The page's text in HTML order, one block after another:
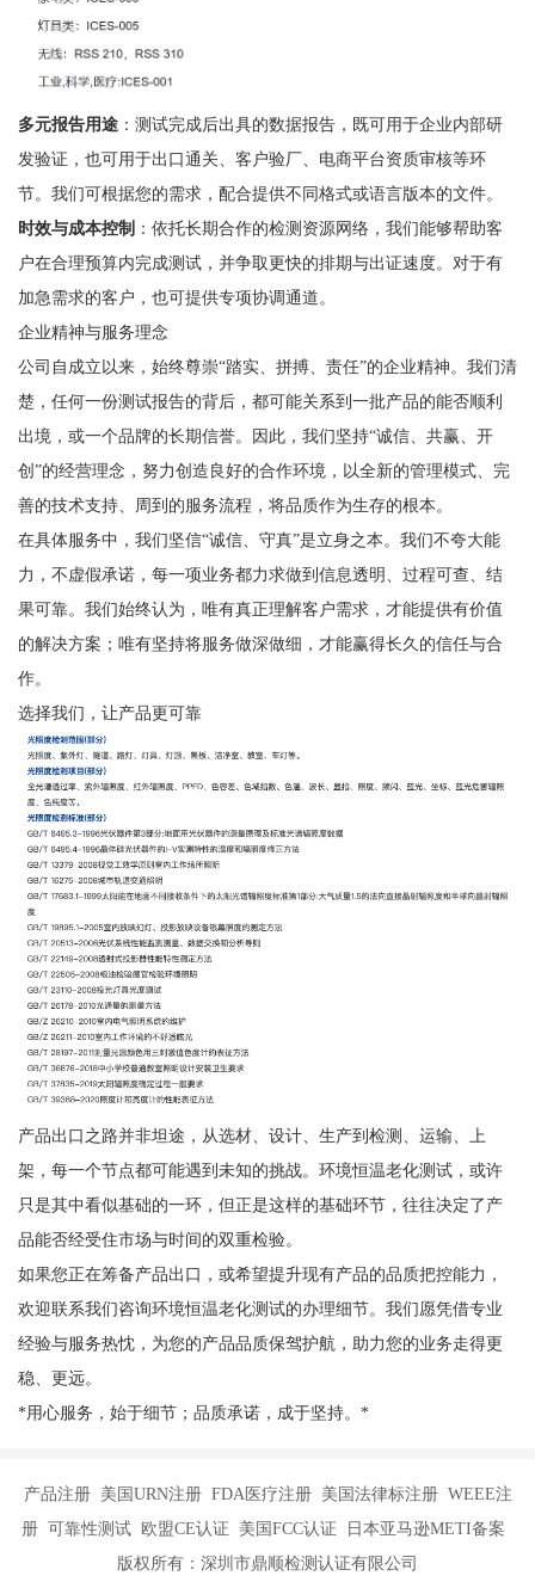
多元报告用途：测试完成后出具的数据报告，既可用于企业内部研
发验证，也可用于出口通关、客户验厂、电商平台资质审核等环
节。我们可根据您的需求，配合提供不同格式或语言版本的文件。
时效与成本控制 ：依托长期合作的检测资源网络，我们能够帮助客
户在合理预算内完成测试，并争取更快的排期与出证速度。对于有
加急需求的客户，也可提供专项协调通道。
企业精神与服务理念
公司自成立以来，始终尊崇“踏实、拼搏、责任”的企业精神。我们清
楚，任何一份测试报告的背后，都可能关系到一批产品的能否顺利
出境，或一个品牌的长期信誉。因此，我们坚持“诚信、共赢、开
创”的经营理念，努力创造良好的合作环境，以全新的管理模式、完
善的技术支持、周到的服务流程，将品质作为生存的根本。
在具体服务中，我们坚信“诚信、守真”是立身之本。我们不夸大能
力，不虚假承诺，每一项业务都力求做到信息透明、过程可查、结
果可靠。我们始终认为，唯有真正理解客户需求，才能提供有价值
的解决方案；唯有坚持将服务做深做细，才能赢得长久的信任与合
作。
选择我们，让产品更可靠
产品出口之路并非坦途，从选材、设计、生产到检测、运输、上
架，每一个节点都可能遇到未知的挑战。环境恒温老化测试，或许
只是其中看似基础的一环，但正是这样的基础环节，往往决定了产
品能否经受住市场与时间的双重检验。
如果您正在筹备产品出口，或希望提升现有产品的品质把控能力，
欢迎联系我们咨询环境恒温老化测试的办理细节。我们愿凭借专业
经验与服务热忱，为您的产品品质保驾护航，助力您的业务走得更
稳、更远。
*用心服务，始于细节；品质承诺，成于坚持。*
产品注册 美国URN注册 FDA医疗注册 美国法律标注册 WEEE注
册 可靠性测试 欧盟CE认证 美国FCC认证 日本亚马逊METI备案
版权所有：深圳市鼎顺检测认证有限公司